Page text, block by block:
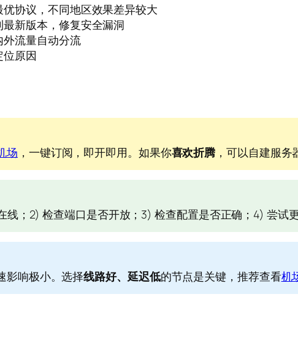
优协议，不同地区效果差异较大
新版本，修复安全漏洞
外流量自动分流
原因
场 ，一键订阅，即开即用。如果你喜欢折腾 ，可以自建服务
；2) 检查端口是否开放；3) 检查配置是否正确；4) 尝试更
影响极小。选择线路好、延迟低的节点是关键，推荐查看机